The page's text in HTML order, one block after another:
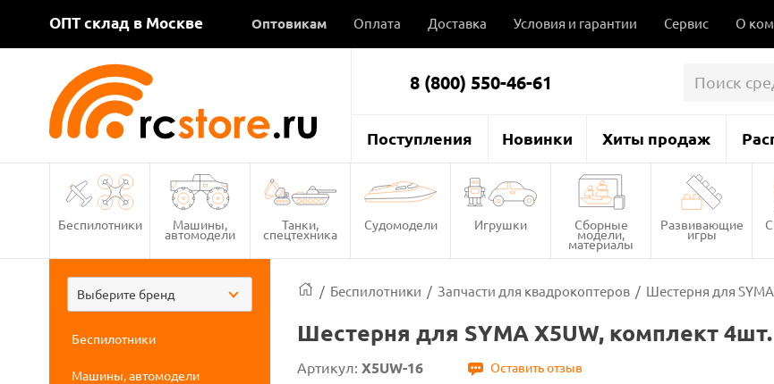
ОПТ склад в Москве Оптовикам Оплата Доставка Условия и гарантии Сервис О
8 (800) 550-46-61
Поступления Новинки Хиты продаж
Беспилотники Машины,
автомодели
Танки,
спецтехника
Судомодели Игрушки Сборные
модели,
материалы
Развивающие
игры
Выберите бренд
Беспилотники
Машины, автомодели
/ Беспилотники / Запчасти для квадрокоптеров / Шестерня для
Шестерня для SYMA X5UW, комплект 4шт.
Артикул: X5UW-16 Оставить отзыв